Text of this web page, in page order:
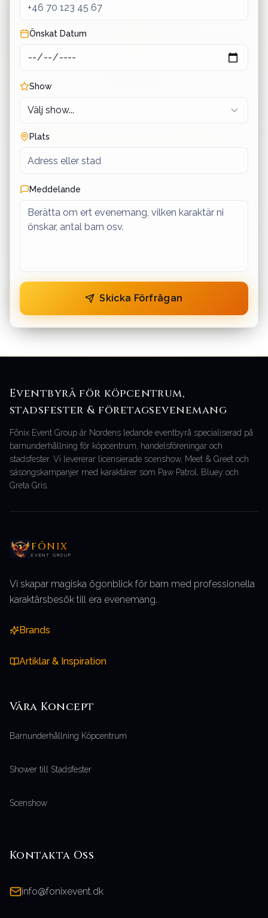
Önskat Datum
Show
Plats
Meddelande
Skicka Förfrågan
Eventbyrå för köpcentrum,
stadsfester & företagsevenemang
Fōnix Event Group är Nordens ledande eventbyrå specialiserad på
barnunderhållning för köpcentrum, handelsföreningar och
stadsfester. Vi levererar licensierade scenshow, Meet & Greet och
säsongskampanjer med karaktärer som Paw Patrol, Bluey och
Greta Gris.
FŌNIX
EVENT GROUP
Vi skapar magiska ögonblick för barn med professionella
karaktärsbesök till era evenemang.
Brands
Artiklar & Inspiration
Våra Koncept
Barnunderhållning Köpcentrum
Shower till Stadsfester
Scenshow
Kontakta Oss
info@fonixevent.dk